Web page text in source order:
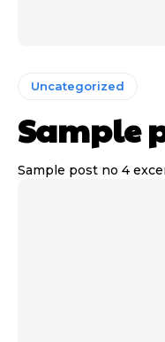
Uncategorized
Sample
Sample post no 4